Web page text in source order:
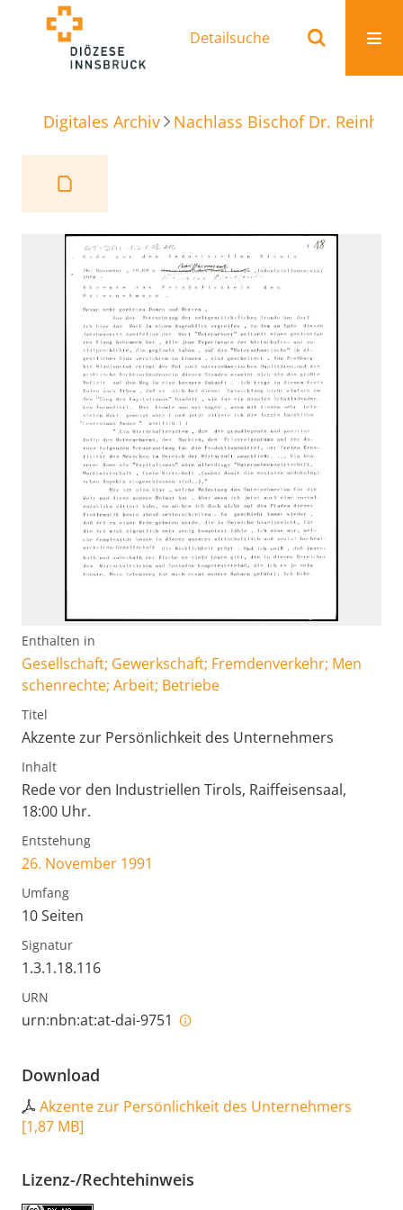
Detailsuche
Digitales Archiv Nachlass Bischof Dr.
Enthalten in
Gesellschaft; Gewerkschaft; Fremdenverkehr; Men
schenrechte; Arbeit; Betriebe
Titel
Akzente zur Persönlichkeit des Unternehmers
Inhalt
Rede vor den Industriellen Tirols, Raiffeisensaal,
18:00 Uhr.
Entstehung
26. November 1991
Umfang
10 Seiten
Signatur
1.3.1.18.116
URN
urn:nbn:at:at-dai-9751
Download
Akzente zur Persönlichkeit des Unternehmers
[1,87 MB]
Lizenz-/Rechtehinweis